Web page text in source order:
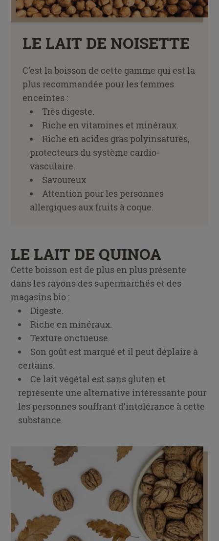
LE LAIT DE NOISETTE
C’est la boisson de cette gamme qui est la
plus recommandée pour les femmes
enceintes :
Très digeste.
Riche en vitamines et minéraux.
Riche en acides gras polyinsaturés,
protecteurs du système cardio-
vasculaire.
Savoureux
Attention pour les personnes
allergiques aux fruits à coque.
LE LAIT DE QUINOA
Cette boisson est de plus en plus présente
dans les rayons des supermarchés et des
magasins bio :
Digeste.
Riche en minéraux.
Texture onctueuse.
Son goût est marqué et il peut déplaire à
certains.
Ce lait végétal est sans gluten et
représente une alternative intéressante pour
les personnes souffrant d’intolérance à cette
substance.